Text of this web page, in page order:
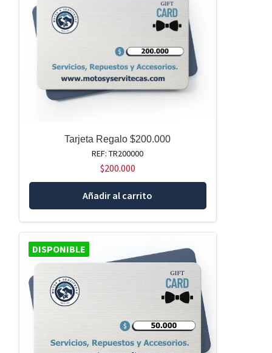
Tarjeta Regalo $200.000
REF: TR200000
$200.000
Añadir al carrito
DISPONIBLE